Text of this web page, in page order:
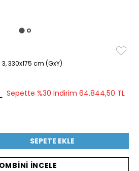
330x175 cm (GxY)
Sepette %30 İndirim 64.844,50 TL
SEPETE EKLE
İNCELE